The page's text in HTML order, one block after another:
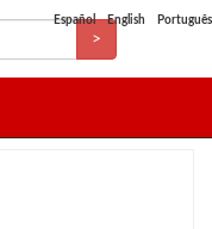
>
Español English Português